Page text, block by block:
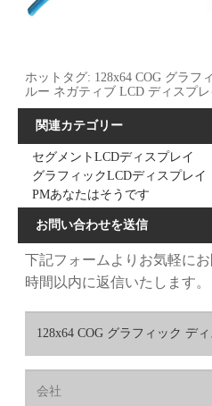
ホットタグ: 128x64 COG グラフ
ルー ネガティブ LCD ディスプ
関連カテゴリー
セグメントLCDディスプレイ
グラフィックLCDディスプレイ
PMあなたはそうです
お問い合わせを送信
下記フォームよりお気軽に
時間以内に返信いたします。